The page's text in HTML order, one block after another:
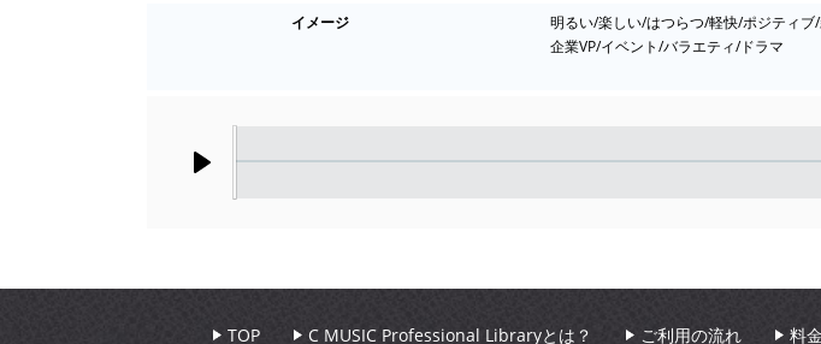
イメージ
明るい/楽しい/はつらつ/軽快/ポジティ
企業VP/イベント/バラエティ/ドラマ
TOP C MUSIC Professional Libraryとは？ ご利用の流れ 料